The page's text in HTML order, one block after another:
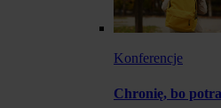
Konferencje
Chronię, bo